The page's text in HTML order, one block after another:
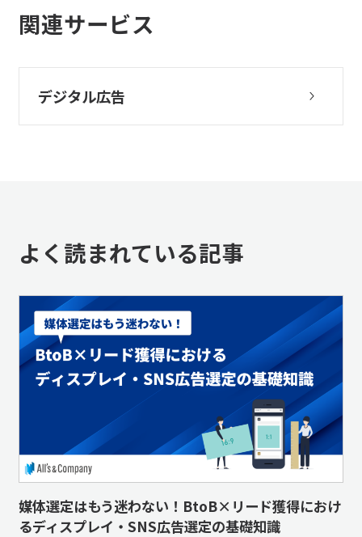
関連サービス
デジタル広告
よく読まれている記事
媒体選定はもう迷わない！BtoB×リード獲得におけ
るディスプレイ・SNS広告選定の基礎知識